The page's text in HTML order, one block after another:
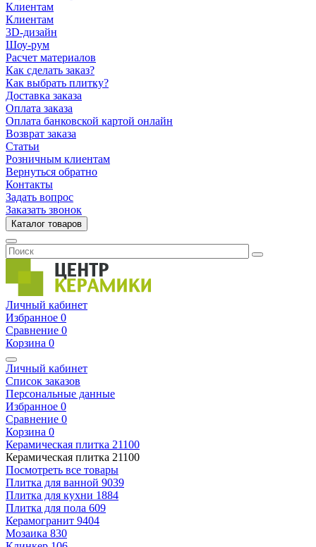
Клиентам
Клиентам
3D-дизайн
Шоу-рум
Расчет материалов
Как сделать заказ?
Как выбрать плитку?
Доставка заказа
Оплата заказа
Оплата банковской картой онлайн
Возврат заказа
Статьи
Розничным клиентам
Вернуться обратно
Контакты
Задать вопрос
Заказать звонок
Каталог товаров
Личный кабинет
Избранное 0
Сравнение 0
Корзина 0
Личный кабинет
Список заказов
Персональные данные
Избранное 0
Сравнение 0
Корзина 0
Керамическая плитка 21100
Керамическая плитка 21100
Посмотреть все товары
Плитка для ванной 9039
Плитка для кухни 1884
Плитка для пола 609
Керамогранит 9404
Мозаика 830